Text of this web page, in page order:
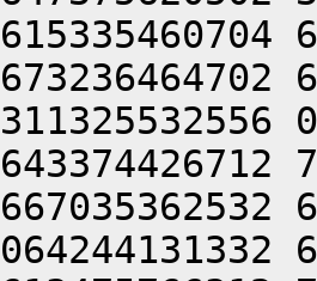
615335460704
673236464702
311325532556
643374426712
667035362532
064244131332